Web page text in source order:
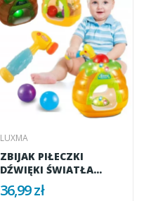
LUXMA
ZBIJAK PIŁECZKI
DŹWIĘKI ŚWIATŁA
MŁOTECZEK 338
36,99 zł